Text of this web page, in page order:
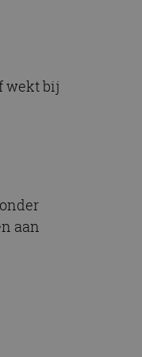
wekt bij
aan